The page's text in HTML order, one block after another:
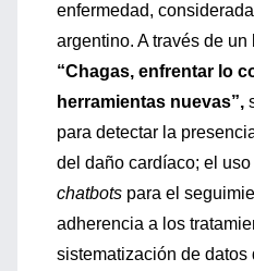
enfermedad,
argentino. A través de
“Chagas, enfrentar lo
herramientas nuevas”,
para detectar la
del daño cardíaco; el
chatbots para el
adherencia a los
sistematización de datos